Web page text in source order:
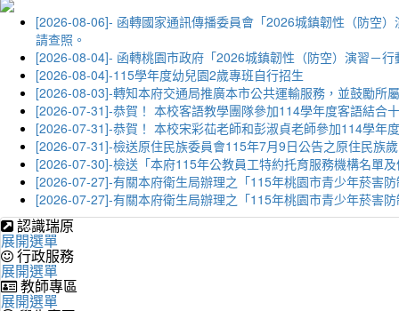
[2026-08-06]- 函轉國家通訊傳播委員會「2026城鎮韌性（防空
請查照。
[2026-08-04]- 函轉桃園市政府「2026城鎮韌性（防空）演習－
[2026-08-04]-115學年度幼兒園2歲專班自行招生
[2026-08-03]-轉知本府交通局推廣本市公共運輸服務，並鼓勵所
[2026-07-31]-恭賀！ 本校客語教學團隊參加114學年度客語結合
[2026-07-31]-恭賀！ 本校宋彩苮老師和彭淑貞老師參加114學年
[2026-07-31]-檢送原住民族委員會115年7月9日公告之原住民族
[2026-07-30]-檢送「本府115年公教員工特約托育服務機構名單
[2026-07-27]-有關本府衛生局辦理之「115年桃園市青少年菸害
[2026-07-27]-有關本府衛生局辦理之「115年桃園市青少年菸害
認識瑞原
展開選單
行政服務
展開選單
教師專區
展開選單